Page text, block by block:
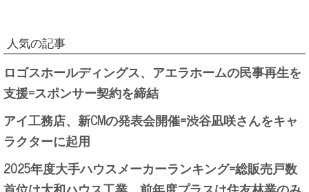
人気の記事
ロゴスホールディングス、アエラホームの民事再生を
支援=スポンサー契約を締結
アイ工務店、新CMの発表会開催=渋谷凪咲さんをキャ
ラクターに起用
2025年度大手ハウスメーカーランキング=総販売戸数